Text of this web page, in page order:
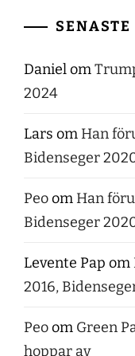
Danielom
2024
Lars om Han
Bidenseger
Peoom Han
Bidenseger
Levente Pap om
2016,
Peoom Green
hoppar av